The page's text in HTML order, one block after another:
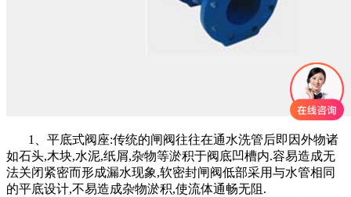
1、平底式阀座:传统的闸阀往往在通水洗管后即因外物诸
如石头,木块,水泥,纸屑,杂物等淤积于阀底凹槽内.容易造成无
法关闭紧密而形成漏水现象,软密封闸阀低部采用与水管相同
的平底设计,不易造成杂物淤积,使流体通畅无阻.